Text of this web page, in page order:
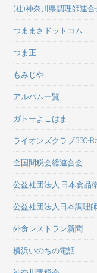
(社)神奈川県調理師連合
つままさドットコム
つま正
もみじや
アルバム一覧
ガトーよこはま
ライオンズクラブ330-B
全国間税会総連合会
公益社団法人 日本食品
公益社団法人日本調理
外食レストラン新聞
横浜いのちの電話